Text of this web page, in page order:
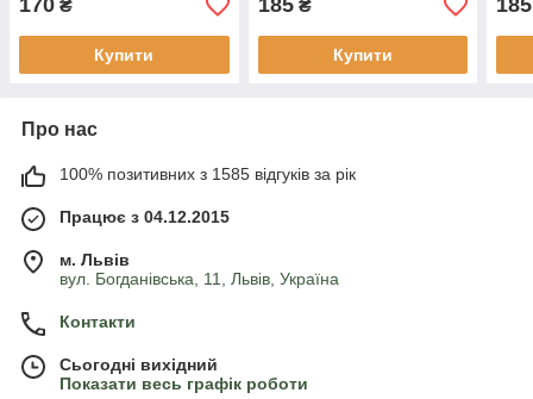
170 ₴
Купити
185₴
Купити
185
Про нас
100% позитивних з 1585 відгуків за рік
Працює з 04.12.2015
м. Львів
вул. Богданівська, 11, Львів, Україна
Контакти
Сьогодні вихідний
Показати весь графік роботи